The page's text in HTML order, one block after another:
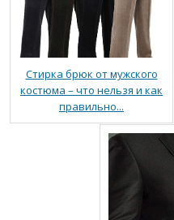
Стирка брюк от мужского
костюма – что нельзя и как
правильно...